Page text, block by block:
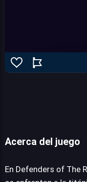
Acerca del juego
En Defenders of The